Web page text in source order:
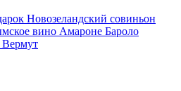
Новозеландский совиньон
вино Амароне Бароло
Вермут